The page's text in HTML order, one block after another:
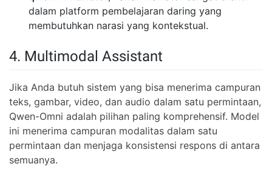
dalam platform pembelajaran daring yang
membutuhkan narasi yang kontekstual.
4. Multimodal Assistant
Jika Anda butuh sistem yang bisa menerima campuran
teks, gambar, video, dan audio dalam satu permintaan,
Qwen-Omni adalah pilihan paling komprehensif. Model
ini menerima campuran modalitas dalam satu
permintaan dan menjaga konsistensi respons di antara
semuanya.